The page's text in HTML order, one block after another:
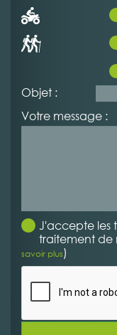
Objet :
Votre message :
J'accepte les
traitement de
savoir plus)